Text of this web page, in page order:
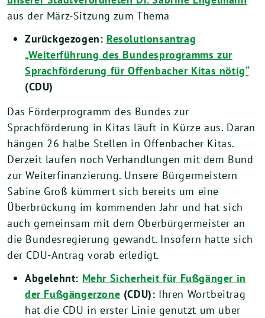
aus der März-Sitzung zum Thema
Zurückgezogen: Resolutionsantrag
„Weiterführung des Bundesprogramms zur
Sprachförderung für Offenbacher Kitas nötig“
(CDU)
Das Förderprogramm des Bundes zur
Sprachförderung in Kitas läuft in Kürze aus. Daran
hängen 26 halbe Stellen in Offenbacher Kitas.
Derzeit laufen noch Verhandlungen mit dem Bund
zur Weiterfinanzierung. Unsere Bürgermeistern
Sabine Groß kümmert sich bereits um eine
Überbrückung im kommenden Jahr und hat sich
auch gemeinsam mit dem Oberbürgermeister an
die Bundesregierung gewandt. Insofern hatte sich
der CDU-Antrag vorab erledigt.
Abgelehnt: Mehr Sicherheit für Fußgänger in
der Fußgängerzone (CDU): Ihren Wortbeitrag
hat die CDU in erster Linie genutzt um über